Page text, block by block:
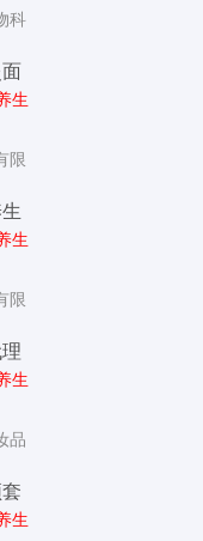
科
生
限
生
限
生
品
生